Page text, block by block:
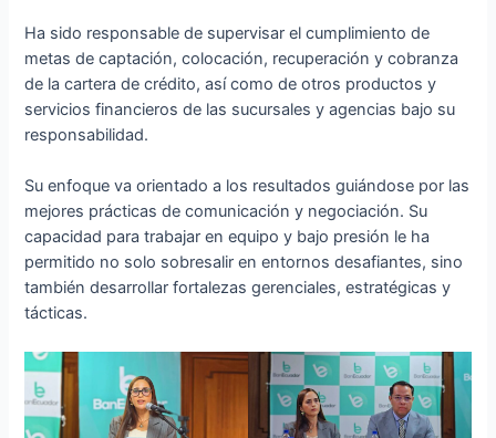
Ha sido responsable de supervisar el cumplimiento de
metas de captación, colocación, recuperación y cobranza
de la cartera de crédito, así como de otros productos y
servicios financieros de las sucursales y agencias bajo su
responsabilidad.
Su enfoque va orientado a los resultados guiándose por las
mejores prácticas de comunicación y negociación. Su
capacidad para trabajar en equipo y bajo presión le ha
permitido no solo sobresalir en entornos desafiantes, sino
también desarrollar fortalezas gerenciales, estratégicas y
tácticas.